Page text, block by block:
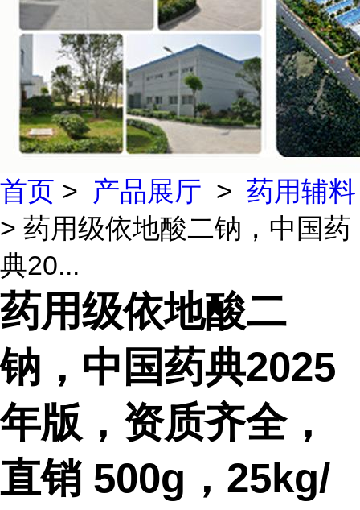
首页 > 产品展厅 > 药用辅料
> 药用级依地酸二钠，中国药
典20...
药用级依地酸二
钠，中国药典2025
年版，资质齐全，
直销 500g，25kg/